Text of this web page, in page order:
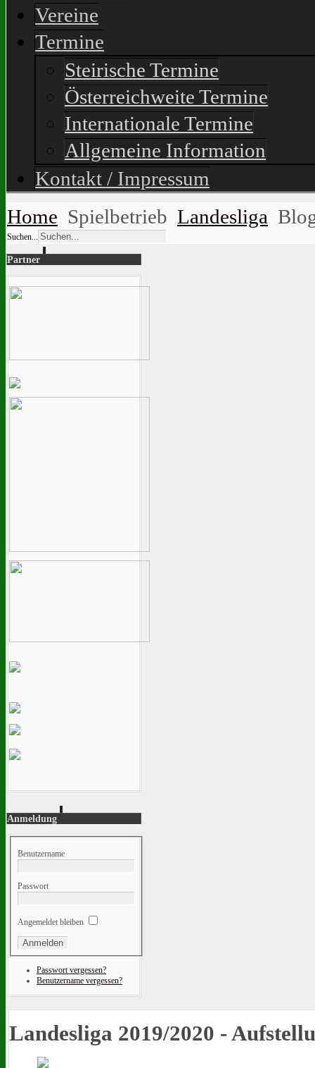
Vereine
Termine
Steirische Termine
Österreichweite Termine
Internationale Termine
Allgemeine Information
Kontakt / Impressum
Home Spielbetrieb Landesliga
Suchen...
Partner
Anmeldung
Benutzername
Passwort
Angemeldet bleiben
Passwort vergessen?
Benutzername vergessen?
Landesliga 2019/2020 -